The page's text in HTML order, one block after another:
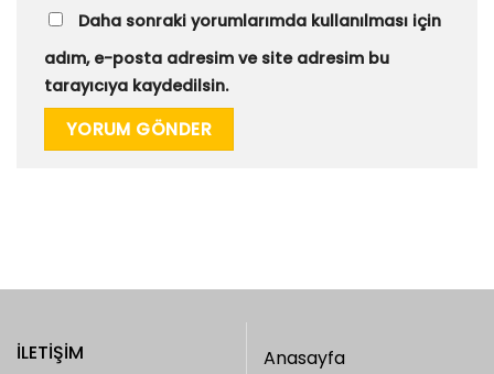
Daha sonraki yorumlarımda kullanılması için
adım, e-posta adresim ve site adresim bu
tarayıcıya kaydedilsin.
İLETIŞIM
Anasayfa